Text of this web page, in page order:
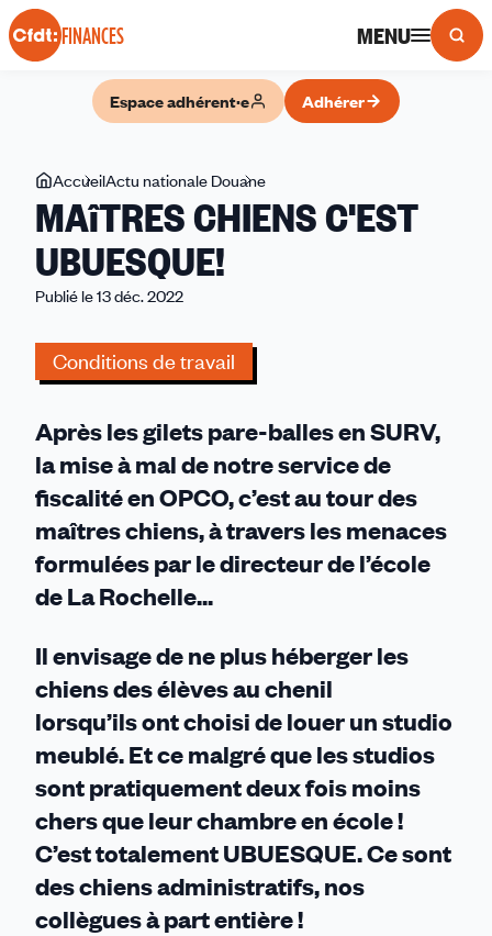
Panneau de gestion des cookies
FINANCES MENU
Espace adhérent·e Adhérer
Vous
êtes
ici
AccueilActu nationale Douane
CHIENS
MAîTRES CHIENS C'EST
UBUESQUE!
Publié le 13 déc. 2022
Conditions de travail
Après les gilets pare-balles en SURV,
la mise à mal de notre service de
fiscalité en OPCO, c’est au tour des
maîtres chiens, à travers les menaces
formulées par le directeur de l’école
de La Rochelle...
Il envisage de ne plus héberger les
chiens des élèves au chenil
lorsqu’ils ont choisi de louer un studio
meublé. Et ce malgré que les studios
sont pratiquement deux fois moins
chers que leur chambre en école !
C’est totalement UBUESQUE. Ce sont
des chiens administratifs, nos
collègues à part entière !